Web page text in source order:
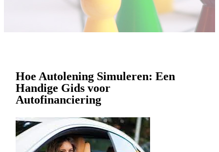
Hoe Autolening Simuleren: Een
Handige Gids voor
Autofinanciering